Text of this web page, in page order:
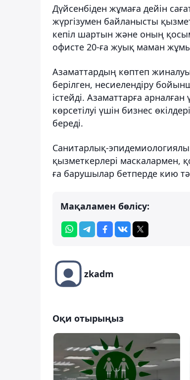
Дүйсенбіден жұмаға дейін
жүргізумен байланысты
кепіл шартын және оның
офисте 20-ға жуық маман
Азаматтардың көптеп
берілген, несиелендіру
істейді. Азаматтарға
көрсетілуі үшін бизнес
береді.
Санитарлық-
қызметкерлері маскалармен,
ға барушылар бетперде кию
Мақаламен бөлісу:
zkadm
Оқи отырыңыз